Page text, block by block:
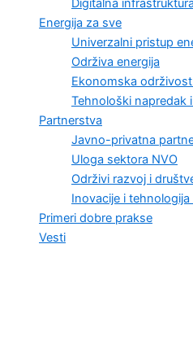
Digitalna
Energija za sve
Univerzalni pristup
Održiva energija
Ekonomska
Tehnološki napredak
Partnerstva
Javno-privatna
Uloga sektora NVO
Održivi razvoj i
Inovacije i
Primeri dobre prakse
Vesti